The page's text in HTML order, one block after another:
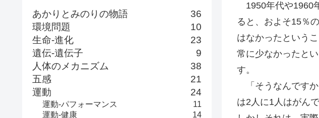
1950年代や1960
ると、およそ15％
はなかったという
常に少なかったと
す。
「そうなんです
は2人に1人はがん
あかりとみのりの物語
36
環境問題
10
生命-進化
23
遺伝-遺伝子
9
人体のメカニズム
38
五感
21
運動
24
運動-パフォーマンス
11
運動-健康
14